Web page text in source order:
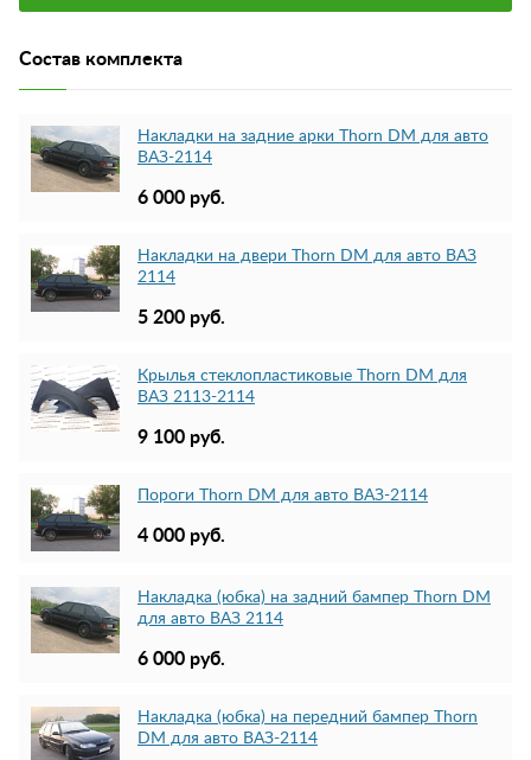
Состав комплекта
Накладки на задние арки Thorn DM для авто
ВАЗ-2114
6 000 руб.
Накладки на двери Thorn DM для авто ВАЗ
2114
5 200 руб.
Крылья стеклопластиковые Thorn DM для
ВАЗ 2113-2114
9 100 руб.
Пороги Thorn DM для авто ВАЗ-2114
4 000 руб.
Накладка (юбка) на задний бампер Thorn DM
для авто ВАЗ 2114
6 000 руб.
Накладка (юбка) на передний бампер Thorn
DM для авто ВАЗ-2114